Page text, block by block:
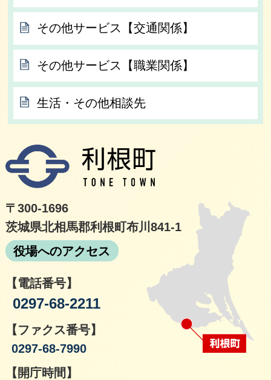
その他サービス【交通関係】
その他サービス【職業関係】
生活・その他相談先
〒300-1696
茨城県北相馬郡利根町布川841-1
役場へのアクセス
【電話番号】
0297-68-2211
【ファクス番号】
0297-68-7990
【開庁時間】